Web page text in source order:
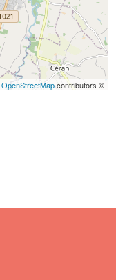
OpenStreetMapcontributors ©